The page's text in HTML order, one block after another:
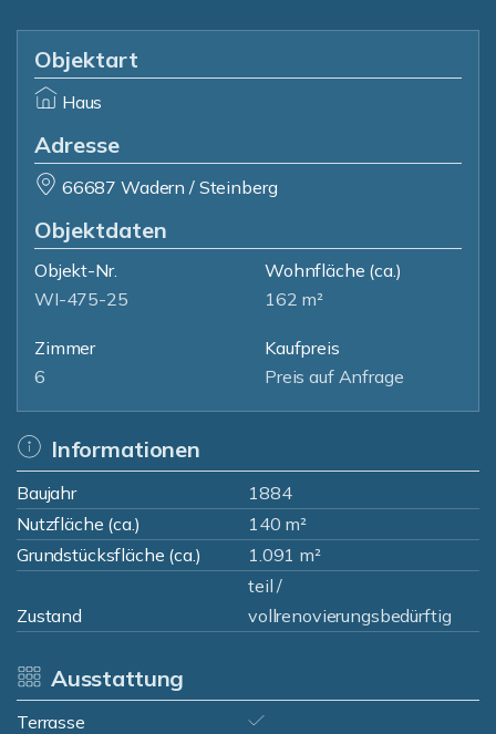
Objektart
Haus
Adresse
66687 Wadern / Steinberg
Objektdaten
Objekt-Nr.
WI-475-25
Wohnfläche (ca.)
162 m²
Zimmer
6
Kaufpreis
Preis auf Anfrage
Informationen
Baujahr
1884
Nutzfläche (ca.)
140 m²
Grundstücksfläche (ca.)
1.091 m²
Zustand
teil /
vollrenovierungsbedürftig
Ausstattung
Terrasse